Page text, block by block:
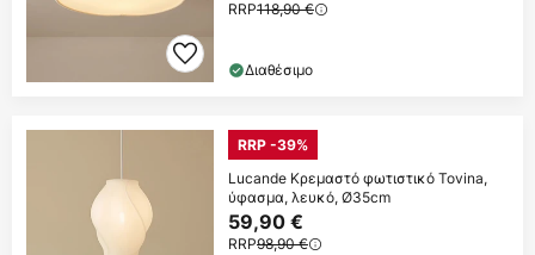
RRP118,90 €
Διαθέσιμο
RRP -39%
Lucande Κρεμαστό φωτιστικό Tovina,
ύφασμα, λευκό, Ø35cm
59,90 €
RRP98,90 €